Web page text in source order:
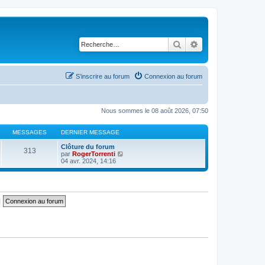
Rechercher
Connexion au forum
S’inscrire au forum
Nous sommes le 08 août 2026, 07:50
MESSAGES DERNIER MESSAGE
313
Clôture du forum
par RogerTorrenti
i
r
04 avr. 2024, 14:16